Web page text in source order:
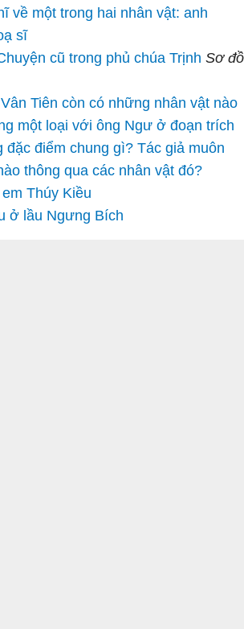
về một trong hai nhân vật: anh
sĩ
cũ trong phủ chúa Trịnh Sơ đồ
Tiên còn có những nhân vật nào
một loại với ông Ngư ở đoạn trích
đặc điểm chung gì? Tác giả muôn
thông qua các nhân vật đó?
Thúy Kiều
ở lầu Ngưng Bích